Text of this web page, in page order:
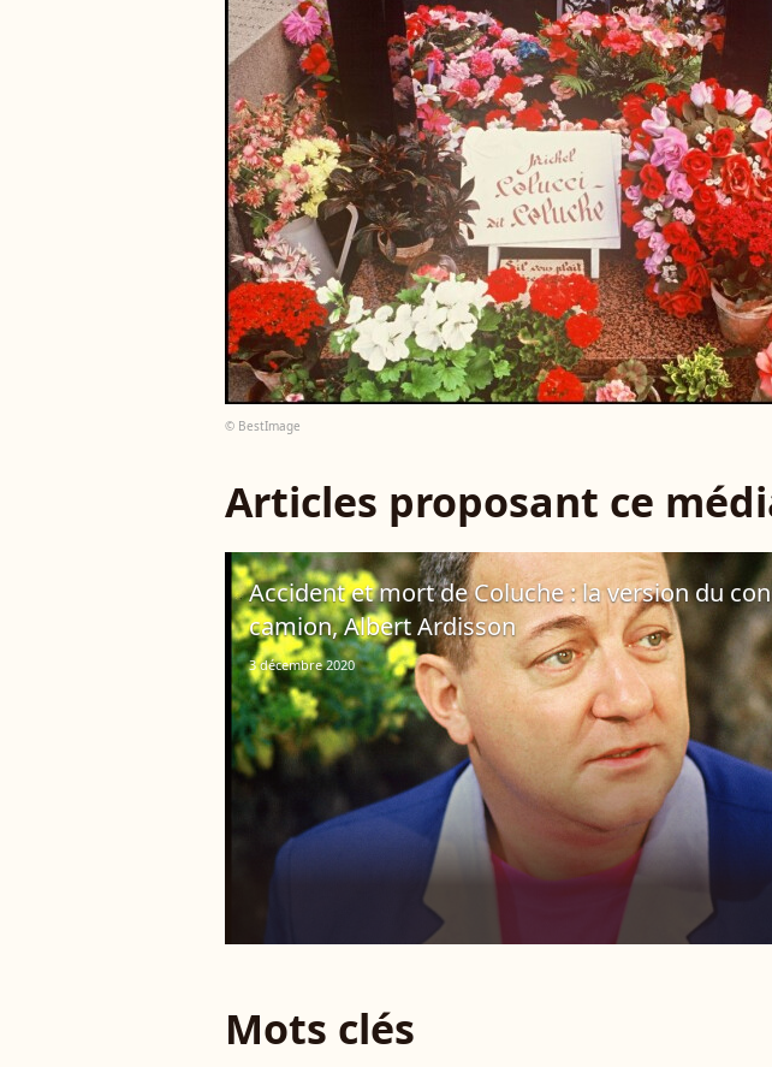
© BestImage
Articles proposant ce
Accident et mort de Coluche : la version du
camion, Albert Ardisson
3 décembre 2020
Mots clés